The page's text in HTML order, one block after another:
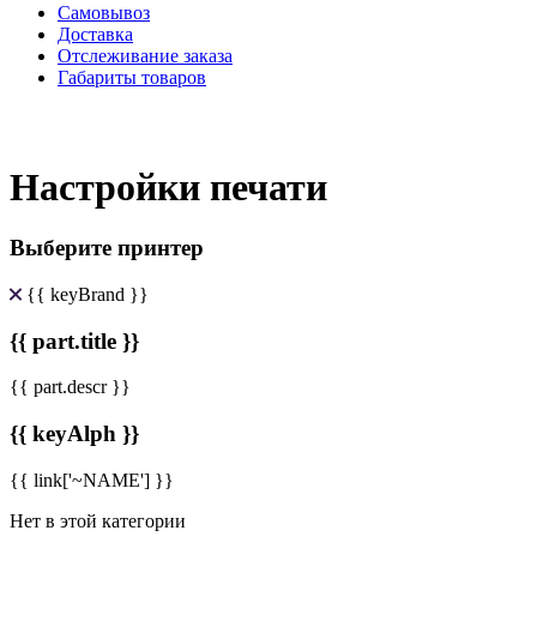
Самовывоз
Доставка
Отслеживание заказа
Габариты товаров
Настройки печати
Выберите принтер
{{ keyBrand }}
{{ part.title }}
{{ part.descr }}
{{ keyAlph }}
{{ link['~NAME'] }}
Нет в этой категории